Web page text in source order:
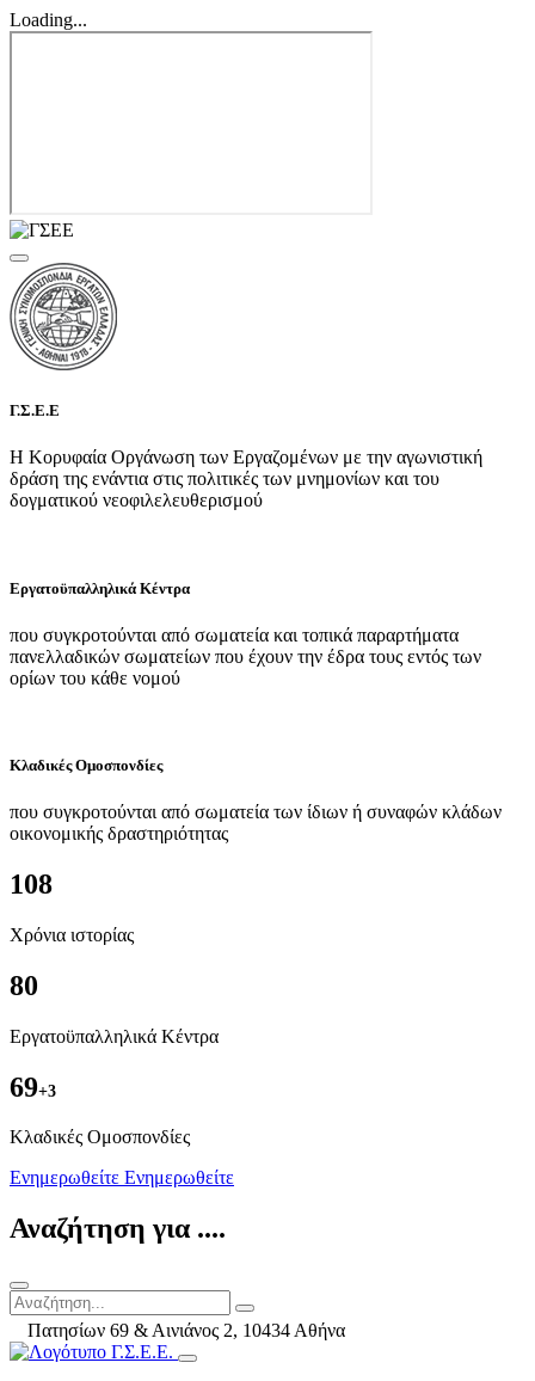
Loading...
Γ.Σ.Ε.Ε
Η Κορυφαία Οργάνωση των Εργαζομένων με την αγωνιστική
δράση της ενάντια στις πολιτικές των μνημονίων και του
δογματικού νεοφιλελευθερισμού
Εργατοϋπαλληλικά Κέντρα
που συγκροτούνται από σωματεία και τοπικά παραρτήματα
πανελλαδικών σωματείων που έχουν την έδρα τους εντός των
ορίων του κάθε νομού
Κλαδικές Ομοσπονδίες
που συγκροτούνται από σωματεία των ίδιων ή συναφών κλάδων
οικονομικής δραστηριότητας
108
Χρόνια ιστορίας
80
Εργατοϋπαλληλικά Κέντρα
69+3
Kλαδικές Ομοσπονδίες
Ενημερωθείτε Ενημερωθείτε
Αναζήτηση για ....
Πατησίων 69 & Αινιάνος 2, 10434 Αθήνα